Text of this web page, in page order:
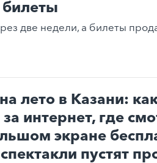
две недели, а билеты
лето в Казани:
интернет, где
экране
пустят